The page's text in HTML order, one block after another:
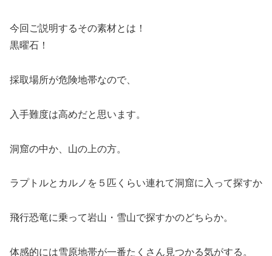
今回ご説明するその素材とは！
黒曜石！
採取場所が危険地帯なので、
入手難度は高めだと思います。
洞窟の中か、山の上の方。
ラプトルとカルノを５匹くらい連れて洞窟に入って探すか
飛行恐竜に乗って岩山・雪山で探すかのどちらか。
体感的には雪原地帯が一番たくさん見つかる気がする。